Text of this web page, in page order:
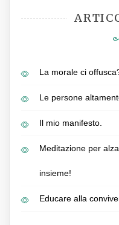
La morale ci
Le persone
Il mio manifesto.
Meditazione per
insieme!
Educare alla